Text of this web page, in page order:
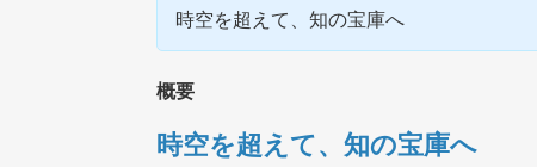
時空を超えて、知の宝庫へ
概要
時空を超えて、知の宝庫へ